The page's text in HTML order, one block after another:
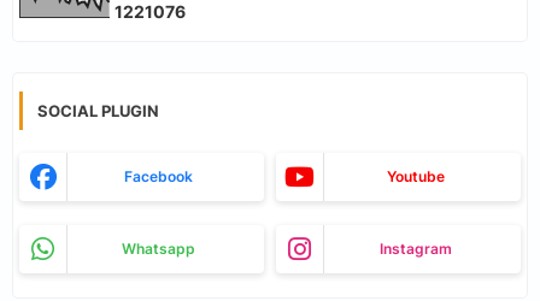
1221076
SOCIAL PLUGIN
Facebook Youtube
Whatsapp Instagram